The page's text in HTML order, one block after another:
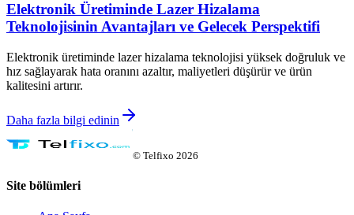
Elektronik Üretiminde Lazer Hizalama
Teknolojisinin Avantajları ve Gelecek Perspektifi
Elektronik üretiminde lazer hizalama teknolojisi yüksek doğruluk ve
hız sağlayarak hata oranını azaltır, maliyetleri düşürür ve ürün
kalitesini artırır.
Daha fazla bilgi edinin
© Telfixo 2026
Site bölümleri